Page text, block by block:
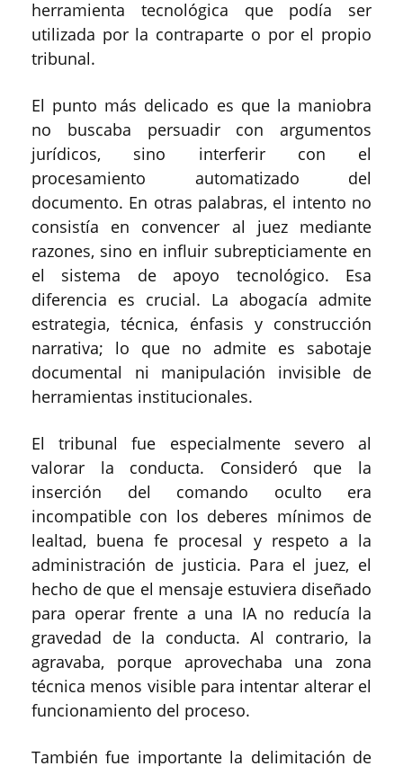
herramienta tecnológica que podía ser
utilizada por la contraparte o por el propio
tribunal.
El punto más delicado es que la maniobra
no buscaba persuadir con argumentos
jurídicos, sino interferir con el
procesamiento automatizado del
documento. En otras palabras, el intento no
consistía en convencer al juez mediante
razones, sino en influir subrepticiamente en
el sistema de apoyo tecnológico. Esa
diferencia es crucial. La abogacía admite
estrategia, técnica, énfasis y construcción
narrativa; lo que no admite es sabotaje
documental ni manipulación invisible de
herramientas institucionales.
El tribunal fue especialmente severo al
valorar la conducta. Consideró que la
inserción del comando oculto era
incompatible con los deberes mínimos de
lealtad, buena fe procesal y respeto a la
administración de justicia. Para el juez, el
hecho de que el mensaje estuviera diseñado
para operar frente a una IA no reducía la
gravedad de la conducta. Al contrario, la
agravaba, porque aprovechaba una zona
técnica menos visible para intentar alterar el
funcionamiento del proceso.
También fue importante la delimitación de